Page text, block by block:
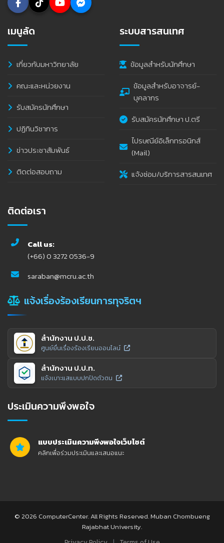
เมนูลัด
เกี่ยวกับมหาวิทยาลัย
คณะและหน่วยงาน
รับสมัครนักศึกษา
ปฏิทินวิชาการ
ข่าวประชาสัมพันธ์
ติดต่อสอบถาม
ระบบสารสนเทศ
ข้อมูลสำหรับนักศึกษา
ข้อมูลสำหรับอาจารย์-
บุคลากร
รับสมัครนักศึกษา ป.ตรี
ไปรษณีย์อิเล็กทรอนิกส์
(Mail)
แจ้งซ่อม/บริการสารสนเทศ
ติดต่อเรา
Call us:
(+66) 0 3272 0536-9
saraban@mcru.ac.th
แจ้งเรื่องร้องเรียนการทุจริตฯ
สำนักงาน ป.ป.ช.
ศูนย์ยื่นเรื่องร้องเรียนออนไลน์
สำนักงาน ป.ป.ท.
แจ้งเบาะแสแบบปกปิดตัวตน
ประเมินความพึงพอใจ
แบบประเมินความพึงพอใจเว็บไซต์
คลิกเพื่อร่วมประเมินและเสนอแนะ
© 2026 ComputerCenter. All Rights Reserved. Muban Chombueng
Rajabhat University.